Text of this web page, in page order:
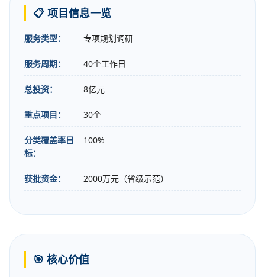
📋 项目信息一览
服务类型： 专项规划调研
服务周期： 40个工作日
总投资： 8亿元
重点项目： 30个
分类覆盖率目
标：
100%
获批资金： 2000万元（省级示范）
🎯 核心价值